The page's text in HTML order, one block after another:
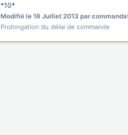
*10*
Modifiéle 18 Juillet 2013 par
Prolongation du délai de commande